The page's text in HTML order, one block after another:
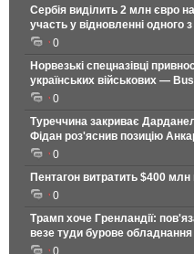
Сербія виділить 2 млн євро
участь у відновленні одного з
0
Норвезькі спецназівці
українських військових —
0
Туреччина закриває
Фідан роз'яснив позицію
0
Пентагон витратить $400
0
Трамп хоче Гренландії:
везе туди бурове обладнання